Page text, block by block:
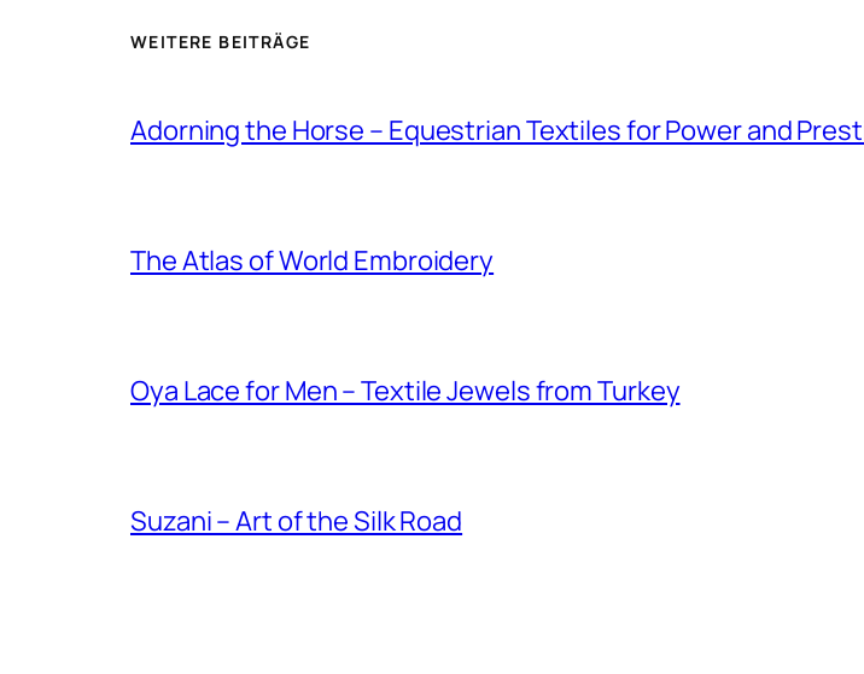
WEITERE BEITRÄGE
Adorning the Horse – Equestrian Textiles for Power and
The Atlas of World Embroidery
Oya Lace for Men – Textile Jewels from Turkey
Suzani – Art of the Silk Road